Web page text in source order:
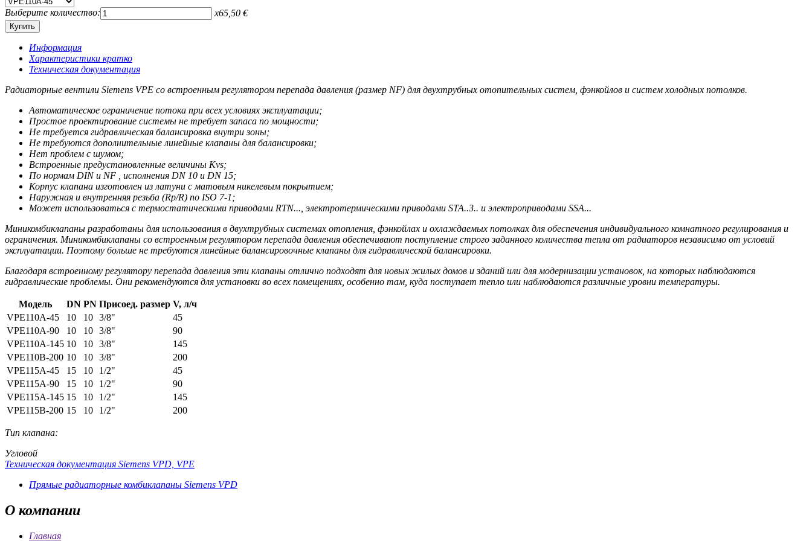
Выберите количество: x65,50 €
Информация
Характеристики кратко
Техническая документация
Радиаторные вентили Siemens VPE со встроенным регулятором перепада давления (размер NF) для двухтрубных отопительных систем, фэнкойлов и систем холодных потолков.
Автоматическое ограничение потока при всех условиях эксплуатации;
Простое проектирование системы не требует запаса по мощности;
Не требуется гидравлическая балансировка внутри зоны;
Не требуются дополнительные линейные клапаны для балансировки;
Нет проблем с шумом;
Встроенные предустановленные величины Kvs;
По нормам DIN и NF , исполнения DN 10 и DN 15;
Корпус клапана изготовлен из латуни с матовым никелевым покрытием;
Наружная и внутренняя резьба (Rp/R) по ISO 7-1;
Может использоваться с термостатическими приводами RTN..., электротермическими приводами STA..3.. и электроприводами SSA...
Миникомбиклапаны разработаны для использования в двухтрубных системах отопления, фэнкойлах и охлаждаемых потолках для обеспечения индивидуального комнатного регулирования и
ограничения. Миникомбиклапаны со встроенным регулятором перепада давления обеспечивают поступление строго заданного количества тепла от радиаторов независимо от условий
эксплуатации. Поэтому больше не требуются линейные балансировочные клапаны для гидравлической балансировки.
Благодаря встроенному регулятору перепада давления эти клапаны отлично подходят для новых жилых домов и зданий или для модернизации установок, на которых наблюдаются
гидравлические проблемы. Они рекомендуются для установки во всех помещениях, особенно там, куда поступает тепло или наблюдаются различные уровни температуры.
Модель DN PN Присоед. размер V, л/ч
VPE110A-45
10 10 3/8"
45
VPE110A-90
10 10 3/8"
90
VPE110A-145 10 10 3/8"
145
VPE110B-200 10 10 3/8"
200
VPE115A-45
15 10 1/2"
45
VPE115A-90
15 10 1/2"
90
VPE115A-145 15 10 1/2"
145
VPE115B-200 15 10 1/2" 200
Тип клапана:
Угловой
Техническая документация Siemens VPD, VPE
Прямые радиаторные комбиклапаны Siemens VPD
О компании
Главная